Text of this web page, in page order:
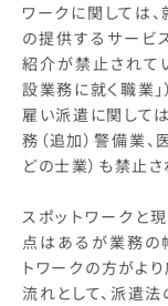
ワークに関しては
の提供するサービ
紹介が禁止されて
設業務に就く職業」
雇い派遣に関して
務（追加）警備業
どの士業）も禁止さ
スポットワークと
点はあるが業務の
トワークの方がよ
流れとして、派遣